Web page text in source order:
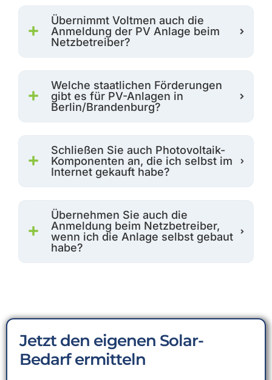
Übernimmt Voltmen auch die
Anmeldung der PV Anlage beim
Netzbetreiber?
Welche staatlichen Förderungen
gibt es für PV-Anlagen in
Berlin/Brandenburg?
Schließen Sie auch Photovoltaik-
Komponenten an, die ich selbst im
Internet gekauft habe?
Übernehmen Sie auch die
Anmeldung beim Netzbetreiber,
wenn ich die Anlage selbst gebaut
habe?
Jetzt den eigenen Solar-
Bedarf ermitteln